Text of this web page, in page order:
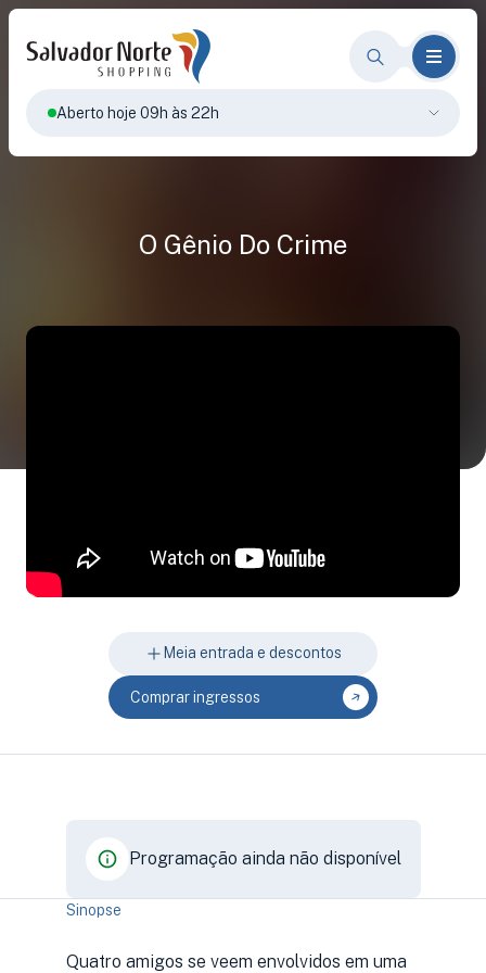
Aberto hoje 09h às 22h
O Gênio Do Crime
Meia entrada e descontos
Comprar ingressos
Programação ainda não disponível
Sinopse
Quatro amigos se veem envolvidos em uma